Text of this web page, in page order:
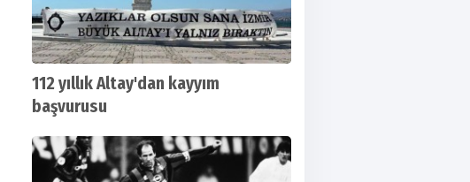
112 yıllık Altay'dan kayyım
başvurusu